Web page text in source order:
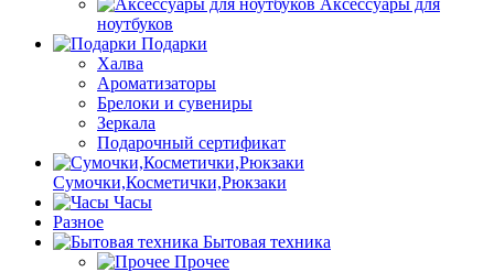
Аксессуары для
ноутбуков
Подарки
Халва
Ароматизаторы
Брелоки и сувениры
Зеркала
Подарочный сертификат
Сумочки,Косметички,Рюкзаки
Часы
Разное
Бытовая техника
Прочее